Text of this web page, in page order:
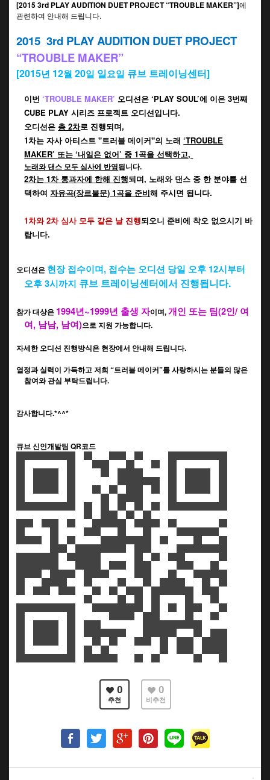
[2015 3rd PLAY AUDITION DUET PROJECT “TROUBLE MAKER”]에
관련하여 안내해 드립니다.
2015 3rd PLAY AUDITION DUET PROJECT
“TROUBLE MAKER”
[2015년 12월 20일 일요일 큐브 트레이닝센터]
이번 ‘TROUBLE MAKER’ 오디션은‘PLAY SOUL’에 이은 3번째
CUBE PLAY시리즈 프로젝트 오디션입니다.
오디션은 총 2차로 진행되며,
1차는 자사 아티스트 "트러블 메이커"의 노래‘TROUBLE
MAKER’ 또는‘내일은 없어’ 중 1곡을 선택하고,
노래와 댄스 모두 심사에 반영됩니다.
2차는 1차 통과자에 한해 진행되며, 노래와 댄스 중 한 분야를 선
택하여자유곡(장르불문) 1곡을 준비해 주시면 됩니다.
1차와2차 심사 모두 같은 날 진행되오니 준비에 착오 없으시기 바
랍니다.
오디션은 현장 접수이며, 접수는 오디션 당일 오후 12시부터
오후3시까지 큐브 트레이닝센터에서 진행됩니다.
참가 대상은 1994년~1999년 출생 자이며,개인 또는 팀(2인/여
여, 남남, 남여)으로 지원 가능합니다.
자세한 오디션 진행방식은 현장에서 안내해 드립니다.
열정과 실력이 가득하고 저희 “트러블 메이커”를 사랑하시는 분들의 많은
참여와 관심 부탁드립니다.
감사합니다.*^^*
큐브 신인개발팀 QR코드
0
추천
0
비추천